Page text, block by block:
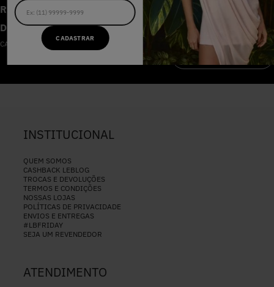
CADASTRAR
RECEBA AS NOVIDADES E
DESCONTOS IMPERDÍVEIS
CADASTRE-SE NA NOSSA NEWSLETTER
CADASTRAR
INSTITUCIONAL
QUEM SOMOS
CASHBACK LEBLOG
TROCAS E DEVOLUÇÕES
TERMOS E CONDIÇÕES
NOSSAS LOJAS
POLÍTICAS DE PRIVACIDADE
ENVIOS E ENTREGAS
#LBFRIDAY
SEJA UM REVENDEDOR
ATENDIMENTO